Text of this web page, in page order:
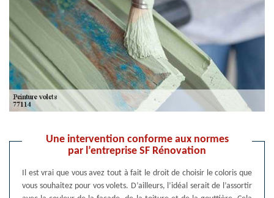
Une intervention conforme aux normes
par l’entreprise SF Rénovation
Il est vrai que vous avez tout à fait le droit de choisir le coloris que
vous souhaitez pour vos volets. D’ailleurs, l’idéal serait de l’assortir